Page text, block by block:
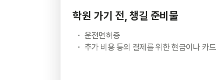
학원 가기 전, 챙길 준비물
운전면허증
추가 비용 등의 결제를 위한 현금이나 카드